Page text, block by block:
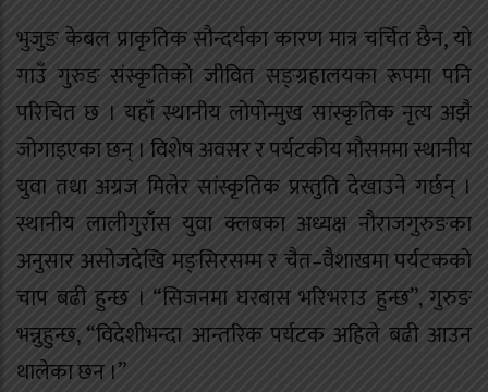
भुजुङ केबल प्राकृतिक सौन्दर्यका कारण मात्र चर्चित छैन, यो
गाउँ गुरुङ संस्कृतिको जीवित सङ्ग्रहालयका रूपमा पनि
परिचित छ । यहाँ स्थानीय लोपोन्मुख सांस्कृतिक नृत्य अझै
जोगाइएका छन् । विशेष अवसर र पर्यटकीय मौसममा स्थानीय
युवा तथा अग्रज मिलेर सांस्कृतिक प्रस्तुति देखाउने गर्छन् ।
स्थानीय लालीगुराँस युवा क्लबका अध्यक्ष नौराजगुरुङका
अनुसार असोजदेखि मङ्सिरसम्म र चैत–वैशाखमा पर्यटकको
चाप बढी हुन्छ । “सिजनमा घरबास भरिभराउ हुन्छ”, गुरुङ
भन्नुहुन्छ, “विदेशीभन्दा आन्तरिक पर्यटक अहिले बढी आउन
थालेका छन ।”